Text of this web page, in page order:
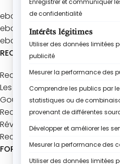
ebook : Batch’Goûters Les bases
ebook : Mes 40 recettes d’été
ebook : Les brunchs d'été
RECETTES
Recettes à thème
Les bases de pâtisserie
Goûters maison
Recettes express
Réveils gourmands
Recettes à partager
FORMATIONS